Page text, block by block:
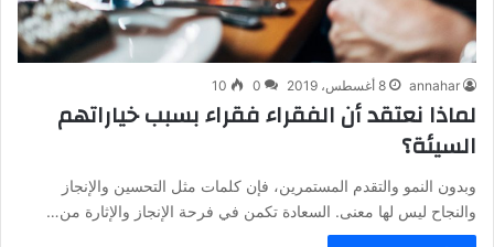
annahar 8 أغسطس، 2019 0
10
لماذا نعتقد أن الفقراء فقراء بسبب خياراتهم
السيئة؟
وبدون النمو والتقدم المستمرين، فإن كلمات مثل التحسين والإنجاز
والنجاح ليس لها معنى. السعادة تكمن في فرحة الإنجاز والإثارة من…